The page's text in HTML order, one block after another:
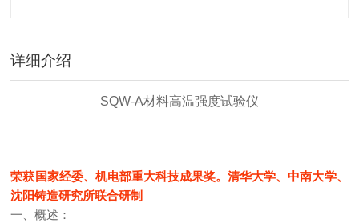
详细介绍
SQW-A材料高温强度试验仪
荣获国家经委、机电部重大科技成果奖。清华大学、中南大学、
沈阳铸造研究所联合研制
一、概述：